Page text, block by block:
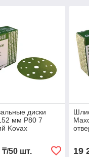
диски
мм P80 7
Kovax
₸/50 шт. 19